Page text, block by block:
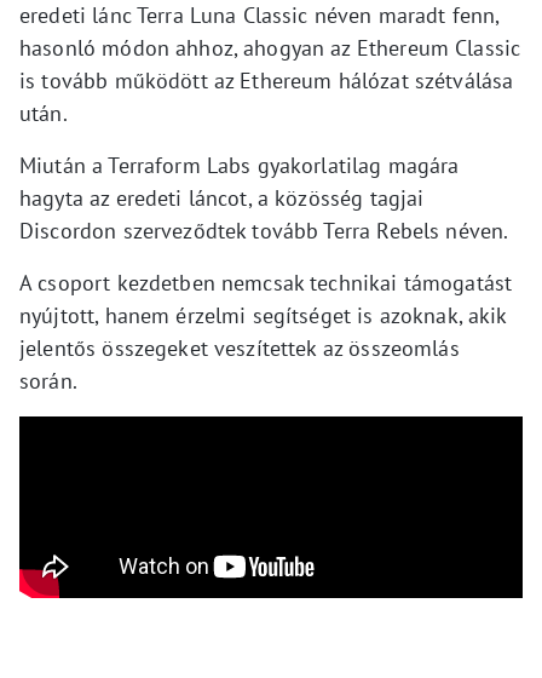
eredeti lánc Terra Luna Classic néven maradt fenn,
hasonló módon ahhoz, ahogyan az Ethereum Classic
is tovább működött az Ethereum hálózat szétválása
után.
Miután a Terraform Labs gyakorlatilag magára
hagyta az eredeti láncot, a közösség tagjai
Discordon szerveződtek tovább Terra Rebels néven.
A csoport kezdetben nemcsak technikai támogatást
nyújtott, hanem érzelmi segítséget is azoknak, akik
jelentős összegeket veszítettek az összeomlás
során.